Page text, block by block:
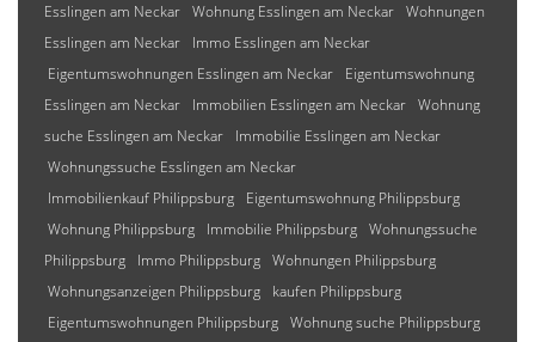
Esslingen am Neckar Wohnung Esslingen am Neckar Wohnungen
Esslingen am Neckar
Immo Esslingen am Neckar
Eigentumswohnungen Esslingen am Neckar
Eigentumswohnung
Esslingen am Neckar
Immobilien Esslingen am Neckar Wohnung
suche Esslingen am Neckar
Immobilie Esslingen am Neckar
Wohnungssuche Esslingen am Neckar
Immobilienkauf Philippsburg
Eigentumswohnung Philippsburg
Wohnung Philippsburg
Immobilie Philippsburg Wohnungssuche
Philippsburg
Immo Philippsburg Wohnungen Philippsburg
Wohnungsanzeigen Philippsburg
kaufen Philippsburg
Eigentumswohnungen Philippsburg Wohnung suche Philippsburg